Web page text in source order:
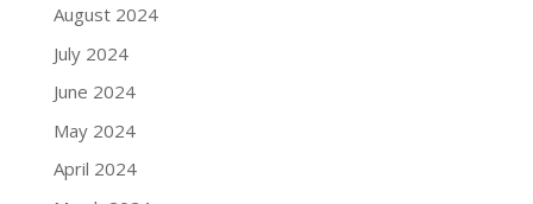
August 2024
July 2024
June 2024
May 2024
April 2024